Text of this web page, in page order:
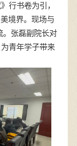
行书卷为引，
境界。现场与
。张磊副院长对
青年学子带来